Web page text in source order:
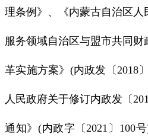
理条例》、《内蒙古自治区
服务领域自治区与盟市共同
革实施方案》(内政发〔2018
人民政府关于修订内政发〔
通知》(内政字〔2021〕100